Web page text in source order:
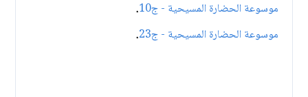
موسوعة الحضارة المسيحية - ج10 .
موسوعة الحضارة المسيحية - ج23 .